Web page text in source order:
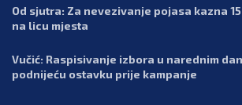
Od sjutra: Za nevezivanje pojasa kazna
na licu mjesta
Vučić: Raspisivanje izbora u narednim
podnijeću ostavku prije kampanje